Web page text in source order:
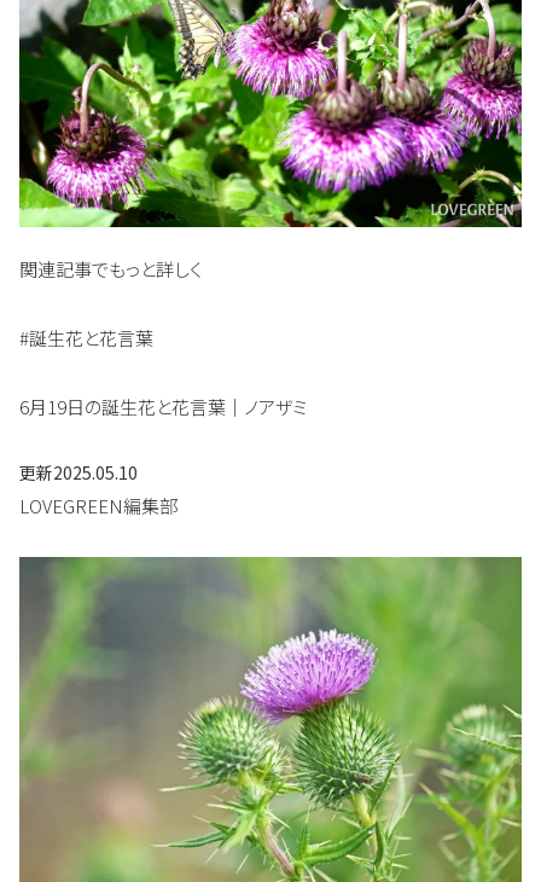
関連記事でもっと詳しく
#誕生花と花言葉
6月19日の誕生花と花言葉｜ノアザミ
更新2025.05.10
LOVEGREEN編集部